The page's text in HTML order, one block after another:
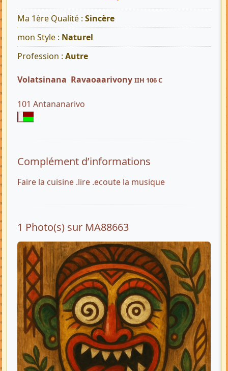
Ma 1ère Qualité : Sincère
mon Style : Naturel
Profession : Autre
Volatsinana Ravaoaarivony IIH 106 C
101 Antananarivo
Complément d’informations
Faire la cuisine .lire .ecoute la musique
1 Photo(s) sur MA88663